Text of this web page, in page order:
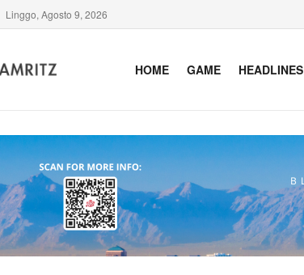
Linggo, Agosto 9, 2026
HOME GAME HEADLINES